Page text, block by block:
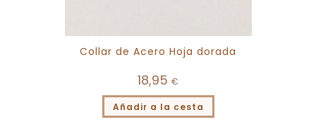
Collar de Acero Hoja dorada
18,95 €
Añadir a la cesta